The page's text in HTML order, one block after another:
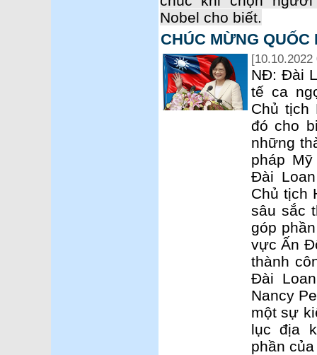
Nobel cho biết.
CHÚC MỪNG
[10.10.2022
NĐ: Đài
tế ca
Chủ tịch
đó cho
những
pháp
Đài
Chủ tịch
sâu sắc
góp
vực Ấn
thành
Đài
Nancy
một sự
lục địa
phần